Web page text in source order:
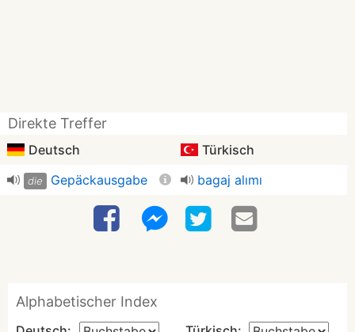
Direkte Treffer
Deutsch Türkisch
die Gepäckausgabe bagaj alımı
Alphabetischer Index